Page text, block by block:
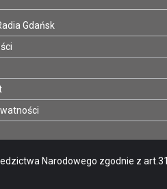
Gdańsk
Narodowego zgodnie z